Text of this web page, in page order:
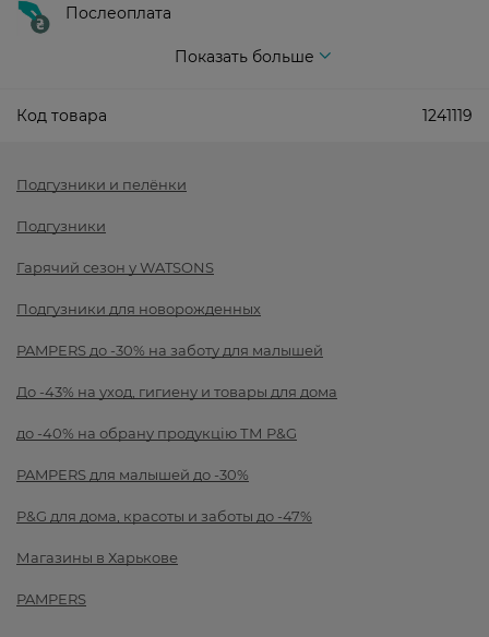
Послеоплата
Показать больше
Код товара 1241119
Подгузники и пелёнки
Подгузники
Гарячий сезон у WATSONS
Подгузники для новорожденных
PAMPERS до -30% на заботу для малышей
До -43% на уход, гигиену и товары для дома
до -40% на обрану продукцію ТМ P&G
PAMPERS для малышей до -30%
P&G для дома, красоты и заботы до -47%
Магазины в Харькове
PAMPERS